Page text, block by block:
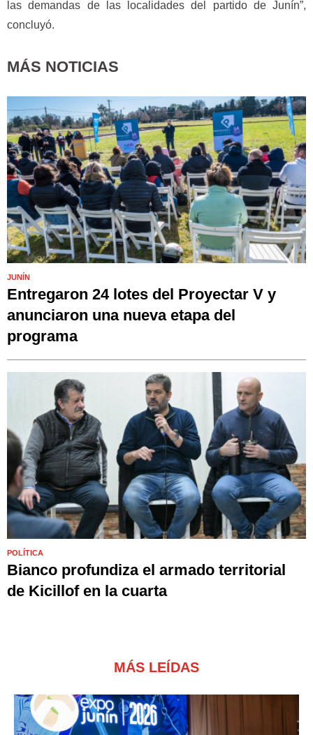
las demandas de las localidades del partido de Junín”,
concluyó.
MÁS NOTICIAS
JUNÍN
Entregaron 24 lotes del Proyectar V y
anunciaron una nueva etapa del
programa
POLÍTICA
Bianco profundiza el armado territorial
de Kicillof en la cuarta
MÁS LEÍDAS